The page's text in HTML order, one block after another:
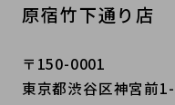
原宿竹下通り店
〒150-0001
東京都渋谷区神宮前